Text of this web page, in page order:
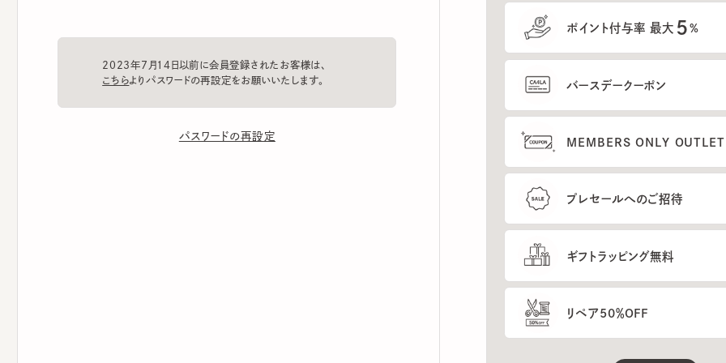
2023年7月14日以前に会員登録されたお客様は、
パスワードの再設定
ポイント付与率 最大 %
バースデークーポン
MEMBERS ONLY OUTLETのご
プレセールへのご招待
ギフトラッピング無料
リペア50％OFF